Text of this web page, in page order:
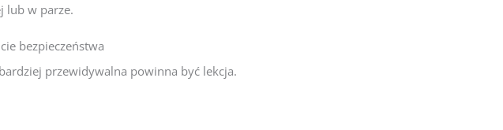
lub w parze.
bezpieczeństwa
przewidywalna powinna być lekcja.